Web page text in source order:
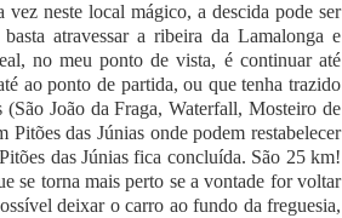
neste local mágico, a descida pode ser
atravessar a ribeira da Lamalonga e
no meu ponto de vista, é continuar até
ao ponto de partida, ou que tenha trazido
João da Fraga, Waterfall, Mosteiro de
das Júnias onde podem restabelecer
das Júnias fica concluída. São 25 km!
se torna mais perto se a vontade for voltar
deixar o carro ao fundo da freguesia,